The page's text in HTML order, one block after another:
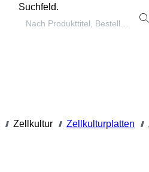
Suchfeld.
/// Zellkultur /// Zellkulturplatten ///